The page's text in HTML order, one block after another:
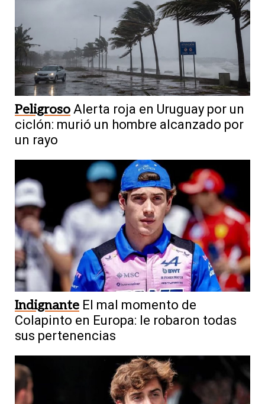
Peligroso Alerta roja en Uruguay por un
ciclón: murió un hombre alcanzado por
un rayo
Indignante El mal momento de
Colapinto en Europa: le robaron todas
sus pertenencias